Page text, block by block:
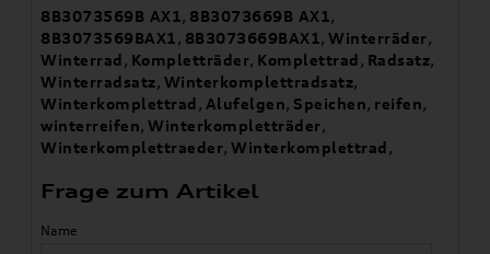
8B3073569B AX1, 8B3073669B AX1,
8B3073569BAX1, 8B3073669BAX1,Winterräder,
Winterrad, Kompletträder, Komplettrad, Radsatz,
Winterradsatz, Winterkomplettradsatz,
Winterkomplettrad, Alufelgen, Speichen, reifen,
winterreifen,Winterkompletträder,
Winterkomplettraeder,Winterkomplettrad,
Frage zum Artikel
Name